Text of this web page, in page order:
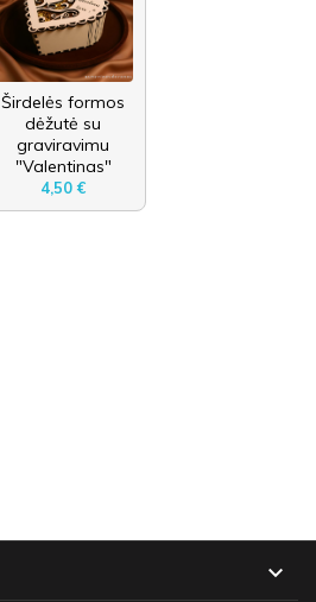
Širdelės formos
dėžutė su
graviravimu
"Valentinas"
4,50 €
